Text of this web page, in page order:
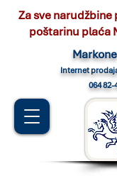
Marko
Internet pro
064 82-
Za sve narudžbine
poštarinu plaća